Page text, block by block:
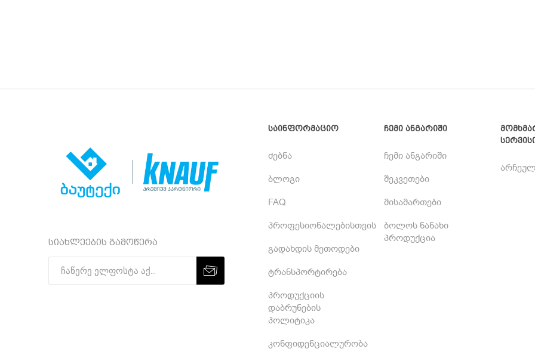
სიახლეების გამოწერა
საინფორმაციო
ძებნა
ბლოგი
FAQ
პროფესიონალებისთვის
გადახდის მეთოდები
ტრანსპორტირება
პროდუქციის
დაბრუნების
პოლიტიკა
კონფიდენციალურობა
ჩემი ანგარიში
ჩემი ანგარიში
შეკვეთები
მისამართები
ბოლოს ნანახი
პროდუქცია